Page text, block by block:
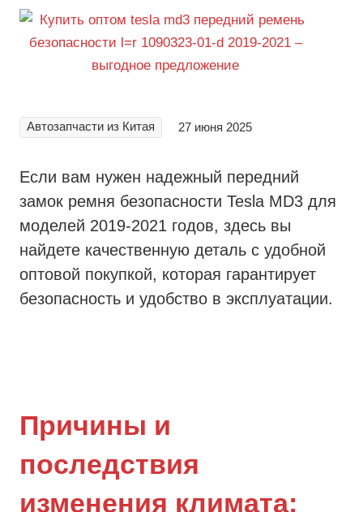
Автозапчасти из Китая 27 июня 2025
Если вам нужен надежный передний
замок ремня безопасности Tesla MD3 для
моделей 2019-2021 годов, здесь вы
найдете качественную деталь с удобной
оптовой покупкой, которая гарантирует
безопасность и удобство в эксплуатации.
Причины и
последствия
изменения климата: